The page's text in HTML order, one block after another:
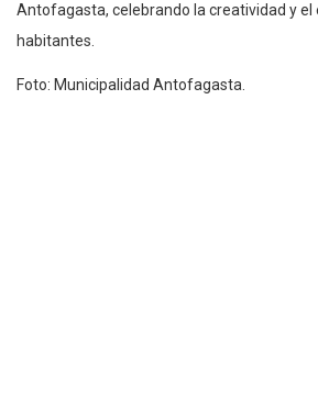
Antofagasta, celebrando la creatividad y el
habitantes.
Foto: Municipalidad Antofagasta.